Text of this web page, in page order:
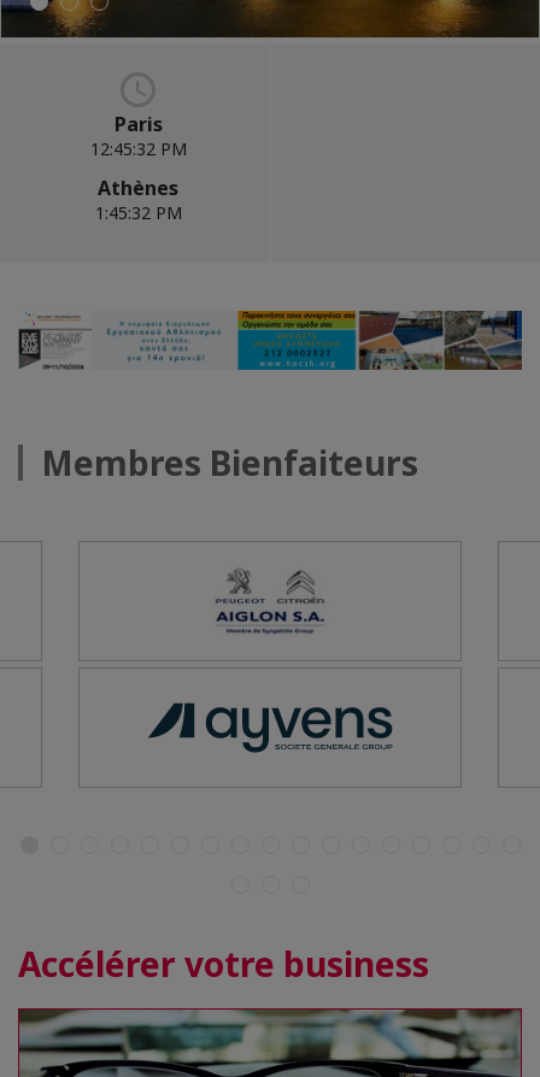
Paris
12:45:33 PM
Athènes
1:45:33 PM
Membres Bienfaiteurs
Accélérer votre business